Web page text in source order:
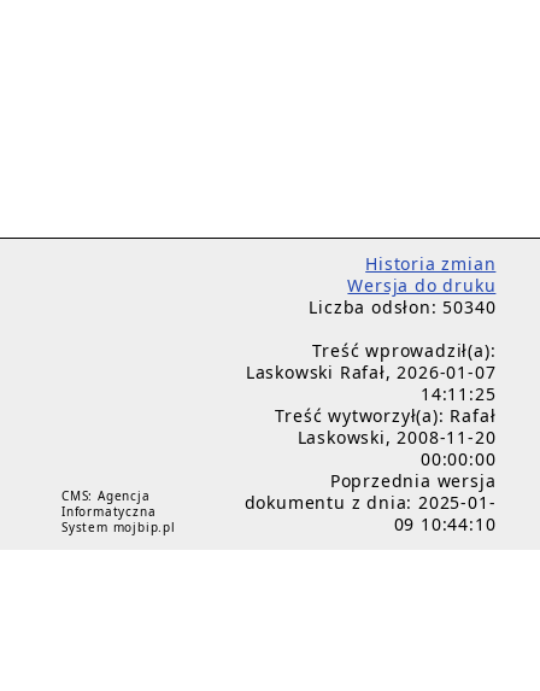
CMS: Agencja
Informatyczna
System mojbip.pl
Historia zmian
Wersja do druku
Liczba odsłon: 50340
Treść wprowadził(a):
Laskowski Rafał, 2026-01-07
14:11:25
Treść wytworzył(a): Rafał
Laskowski, 2008-11-20
00:00:00
Poprzednia wersja
dokumentu z dnia: 2025-01-
09 10:44:10